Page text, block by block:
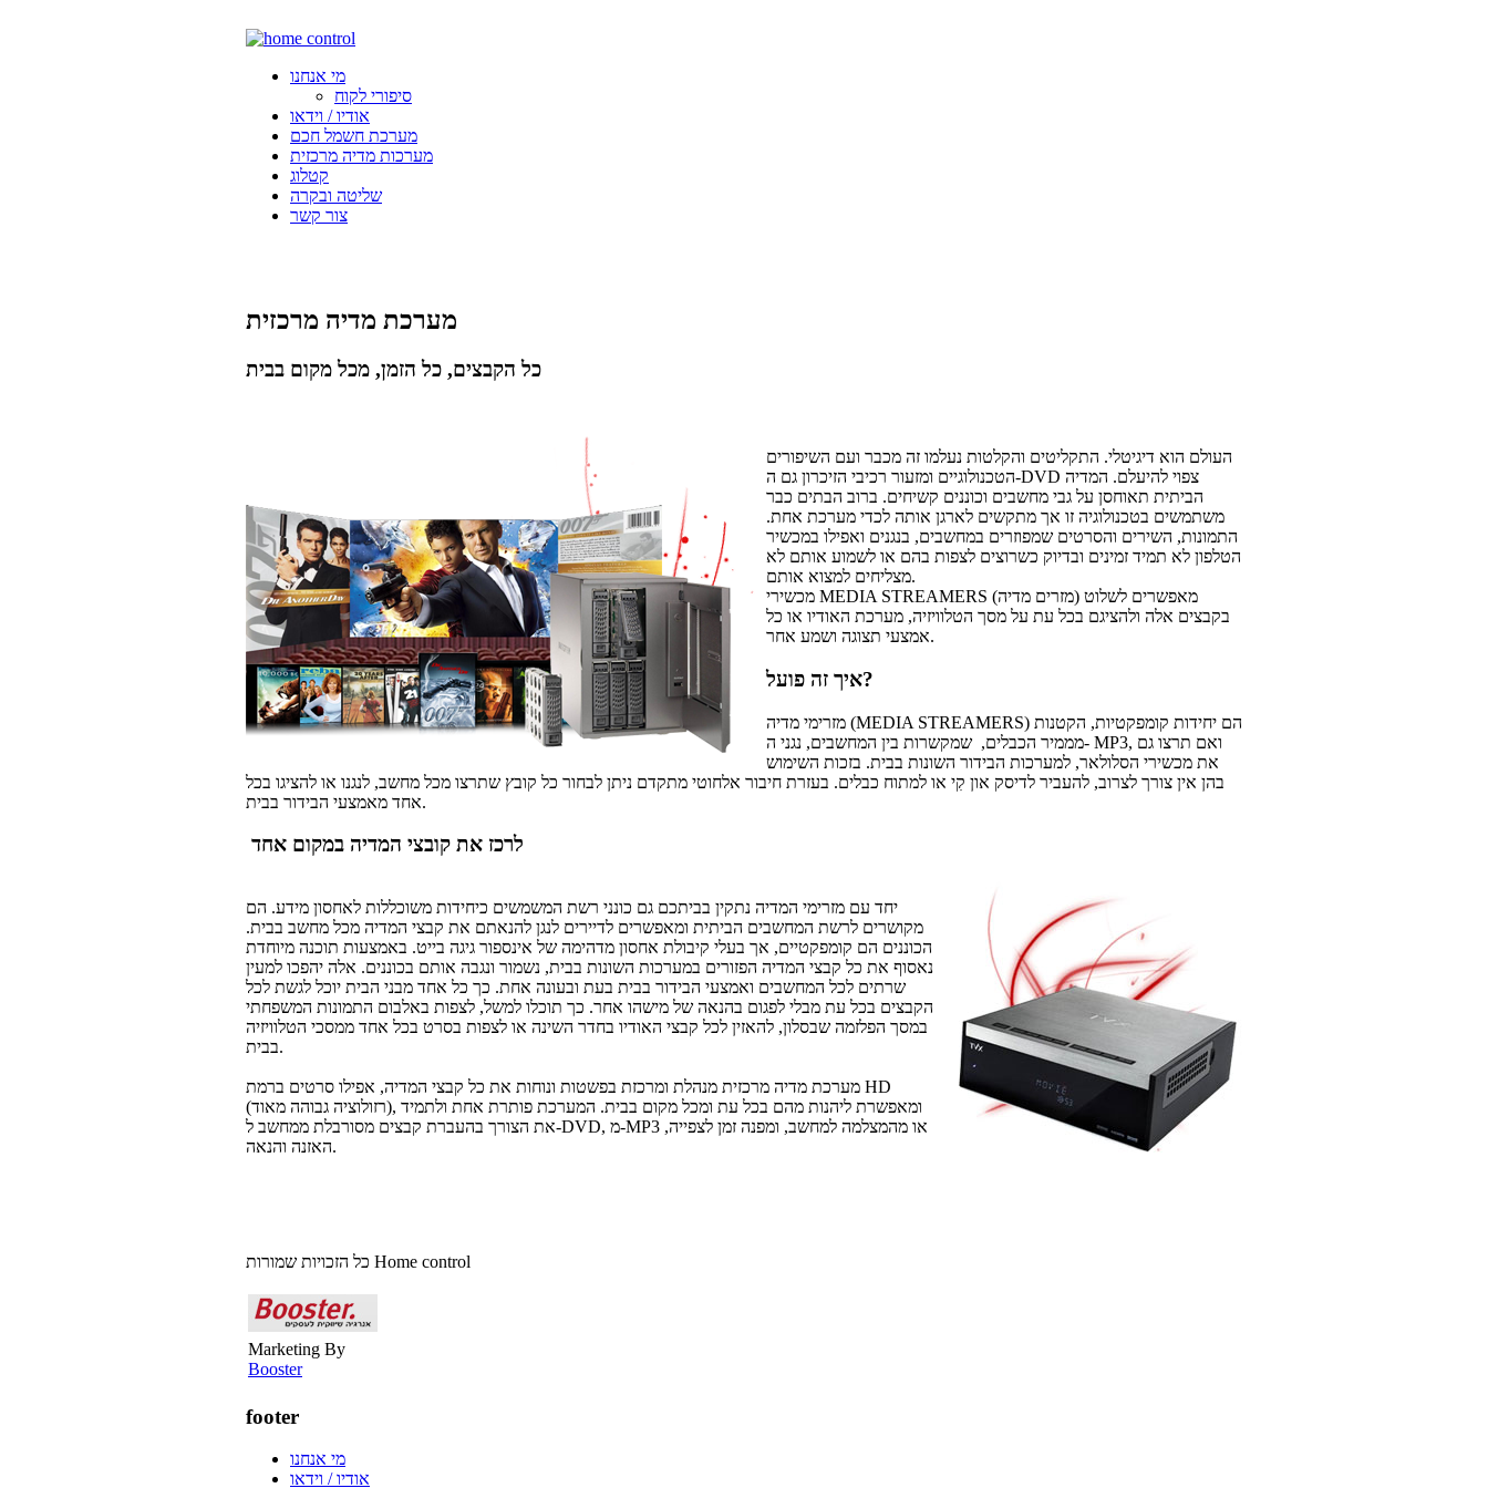
מי אנחנו
סיפורי לקוח
אודיו / וידאו
מערכת חשמל חכם
מערכות מדיה מרכזית
קטלוג
שליטה ובקרה
צור קשר
מערכת מדיה מרכזית
כל הקבצים, כל הזמן, מכל מקום בבית
העולם הוא דיגיטלי. התקליטים והקלטות נעלמו זה מכבר ועם השיפורים
הטכנולוגיים ומזעור רכיבי הזיכרון גם ה-DVD צפוי להיעלם. המדיה
הביתית תאוחסן על גבי מחשבים וכוננים קשיחים. ברוב הבתים כבר
משתמשים בטכנולוגיה זו אך מתקשים לארגן אותה לכדי מערכת אחת.
התמונות, השירים והסרטים שמפוזרים במחשבים, בנגנים ואפילו במכשיר
הטלפון לא תמיד זמינים ובדיוק כשרוצים לצפות בהם או לשמוע אותם לא
מצליחים למצוא אותם.
מכשירי MEDIA STREAMERS (מזרים מדיה) מאפשרים לשלוט
בקבצים אלה ולהציגם בכל עת על מסך הטלוויזיה, מערכת האודיו או כל
אמצעי תצוגה ושמע אחר.
איך זה פועל?
מזרימי מדיה (MEDIA STREAMERS) הם יחידות קומפקטיות, הקטנות
מממיר הכבלים, שמקשרות בין המחשבים, נגני ה- MP3, ואם תרצו גם
את מכשירי הסלולאר, למערכות הבידור השונות בבית. בזכות השימוש
בהן אין צורך לצרוב, להעביר לדיסק און קִי או למתוח כבלים. בעזרת חיבור אלחוטי מתקדם ניתן לבחור כל קובץ שתרצו מכל מחשב, לנגנו או להציגו בכל
אחד מאמצעי הבידור בבית.
לרכז את קובצי המדיה במקום אחד
יחד עם מזרימי המדיה נתקין בביתכם גם כונני רשת המשמשים כיחידות משוכללות לאחסון מידע. הם
מקושרים לרשת המחשבים הביתית ומאפשרים לדיירים לנגן להנאתם את קבצי המדיה מכל מחשב בבית.
הכוננים הם קומפקטיים, אך בעלי קיבולת אחסון מדהימה של אינספור גיגה בייט. באמצעות תוכנה מיוחדת
נאסוף את כל קבצי המדיה הפזורים במערכות השונות בבית, נשמור ונגבה אותם בכוננים. אלה יהפכו למעין
שרתים לכל המחשבים ואמצעי הבידור בבית בעת ובעונה אחת. כך כל אחד מבני הבית יוכל לגשת לכל
הקבצים בכל עת מבלי לפגום בהנאה של מישהו אחר. כך תוכלו למשל, לצפות באלבום התמונות המשפחתי
במסך הפלזמה שבסלון, להאזין לכל קבצי האודיו בחדר השינה או לצפות בסרט בכל אחד ממסכי הטלוויזיה
בבית.
מערכת מדיה מרכזית מנהלת ומרכזת בפשטות ונוחות את כל קבצי המדיה, אפילו סרטים ברמת HD
(רזולוציה גבוהה מאוד), ומאפשרת ליהנות מהם בכל עת ומכל מקום בבית. המערכת פותרת אחת ולתמיד
את הצורך בהעברת קבצים מסורבלת ממחשב ל-DVD, מ-MP3 או מהמצלמה למחשב, ומפנה זמן לצפייה,
האזנה והנאה.
כל הזכויות שמורות Home control
Marketing By
Booster
footer
מי אנחנו
אודיו / וידאו